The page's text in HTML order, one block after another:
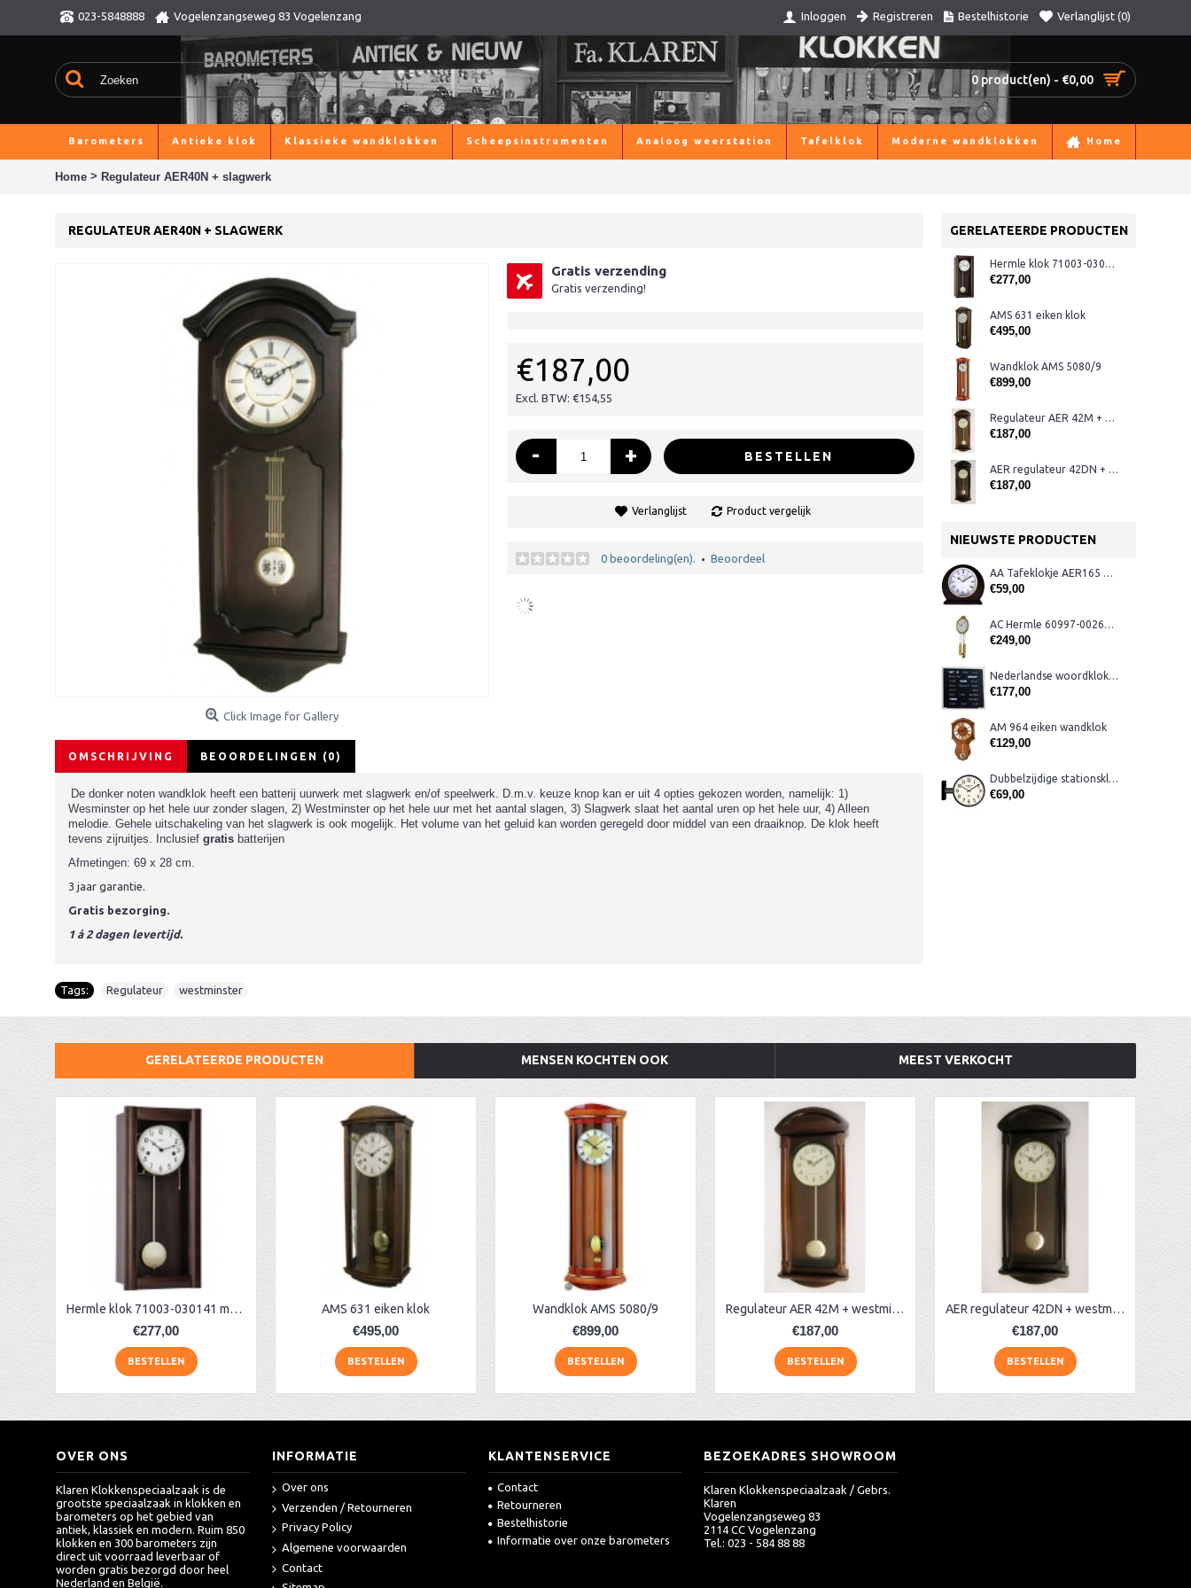
023-5848888 Vogelenzangseweg 83 Vogelenzang Inloggen Registreren Bestelhistorie Verlanglijst (0)
0 product(en) - €0,00
Barometers Antieke klok Klassieke wandklokken Scheepsinstrumenten Analoog weerstation Tafelklok Moderne wandklokken Home
Home > Regulateur AER40N + slagwerk
GERELATEERDE PRODUCTEN
Hermle klok 71003-030141 met slagwerk
€277,00
AMS 631 eiken klok
€495,00
Wandklok AMS 5080/9
€899,00
Regulateur AER 42M + westminster
€187,00
AER regulateur 42DN + westminster
€187,00
NIEUWSTE PRODUCTEN
AA Tafeklokje AER165 noten
€59,00
AC Hermle 60997-00261 wandklok
€249,00
Nederlandse woordklok zwart AMS 1265
€177,00
AM 964 eiken wandklok
€129,00
Dubbelzijdige stationsklok metaal 1879
€69,00
REGULATEUR AER40N + SLAGWERK
Click Image for Gallery
Gratis verzending
Gratis verzending!
€187,00
Excl. BTW: €154,55
- + BESTELLEN
Verlanglijst Product vergelijk
0 beoordeling(en). • Beoordeel
OMSCHRIJVING BEOORDELINGEN (0)
De donker noten wandklok heeft een batterij uurwerk met slagwerk en/of speelwerk. D.m.v. keuze knop kan er uit 4 opties gekozen worden, namelijk: 1)
Wesminster op het hele uur zonder slagen, 2) Westminster op het hele uur met het aantal slagen, 3) Slagwerk slaat het aantal uren op het hele uur, 4) Alleen
melodie. Gehele uitschakeling van het slagwerk is ook mogelijk. Het volume van het geluid kan worden geregeld door middel van een draaiknop. De klok heeft
tevens zijruitjes.
Inclusief gratis batterijen
Afmetingen: 69 x 28 cm.
3 jaar garantie.
Gratis bezorging.
1 á 2 dagen levertijd.
Tags: Regulateur westminster
GERELATEERDE PRODUCTEN MENSEN KOCHTEN OOK MEEST VERKOCHT
Hermle klok 71003-030141 met slagwerk
€277,00
BESTELLEN
AMS 631 eiken klok
€495,00
BESTELLEN
Wandklok AMS 5080/9
€899,00
BESTELLEN
Regulateur AER 42M + westminster
€187,00
BESTELLEN
AER regulateur 42DN + westminster
€187,00
BESTELLEN
OVER ONS
Klaren Klokkenspeciaalzaak is de
grootste speciaalzaak in klokken en
barometers op het gebied van
antiek, klassiek en modern. Ruim 850
klokken en 300 barometers zijn
direct uit voorraad leverbaar of
worden gratis bezorgd door heel
Nederland en België.
INFORMATIE
Over ons
Verzenden / Retourneren
Privacy Policy
Algemene voorwaarden
Contact
KLANTENSERVICE
Contact
Retourneren
Bestelhistorie
Informatie over onze barometers
BEZOEKADRES SHOWROOM
Klaren Klokkenspeciaalzaak / Gebrs.
Klaren
Vogelenzangseweg 83
2114 CC Vogelenzang
Tel.: 023 - 584 88 88